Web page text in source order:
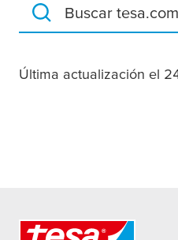
Buscar tesa.com
Última actualización el